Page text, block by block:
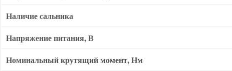
Наличие сальника
Напряжение питания, В
Номинальный крутящий момент, Нм